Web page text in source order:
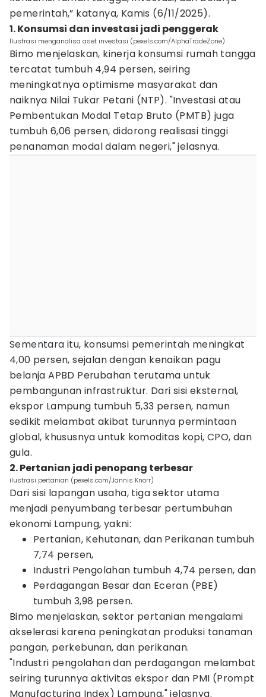
pemerintah,” katanya, Kamis (6/11/2025).
1. Konsumsi dan investasi jadi penggerak
Ilustrasi menganalisa aset investasi (pexels.com/AlphaTradeZone)
Bimo menjelaskan, kinerja konsumsi rumah tangga
tercatat tumbuh 4,94 persen, seiring
meningkatnya optimisme masyarakat dan
naiknya Nilai Tukar Petani (NTP). "Investasi atau
Pembentukan Modal Tetap Bruto (PMTB) juga
tumbuh 6,06 persen, didorong realisasi tinggi
penanaman modal dalam negeri," jelasnya.
Sementara itu, konsumsi pemerintah meningkat
4,00 persen, sejalan dengan kenaikan pagu
belanja APBD Perubahan terutama untuk
pembangunan infrastruktur. Dari sisi eksternal,
ekspor Lampung tumbuh 5,33 persen, namun
sedikit melambat akibat turunnya permintaan
global, khususnya untuk komoditas kopi, CPO, dan
gula.
2. Pertanian jadi penopang terbesar
ilustrasi pertanian (pexels.com/Jannis Knorr)
Dari sisi lapangan usaha, tiga sektor utama
menjadi penyumbang terbesar pertumbuhan
ekonomi Lampung, yakni:
Pertanian, Kehutanan, dan Perikanan tumbuh
7,74 persen,
Industri Pengolahan tumbuh 4,74 persen, dan
Perdagangan Besar dan Eceran (PBE)
tumbuh 3,98 persen.
Bimo menjelaskan, sektor pertanian mengalami
akselerasi karena peningkatan produksi tanaman
pangan, perkebunan, dan perikanan.
"Industri pengolahan dan perdagangan melambat
seiring turunnya aktivitas ekspor dan PMI (Prompt
Manufacturing Index) Lampung," jelasnya.